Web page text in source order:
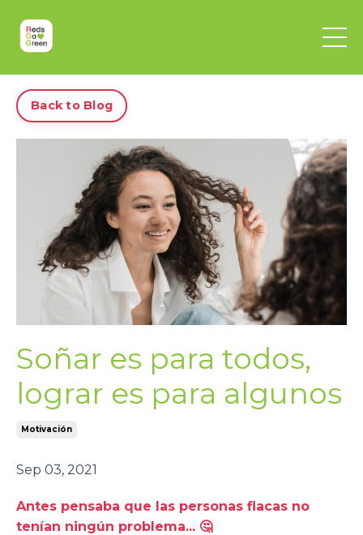
Back to Blog
Soñar es para todos,
lograr es para algunos
Motivación
Sep 03, 2021
Antes pensaba que las personas flacas no
tenían ningún problema... 🤔